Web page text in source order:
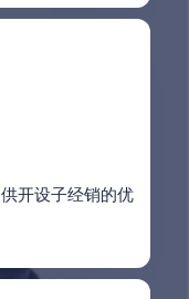
开设子经销的优